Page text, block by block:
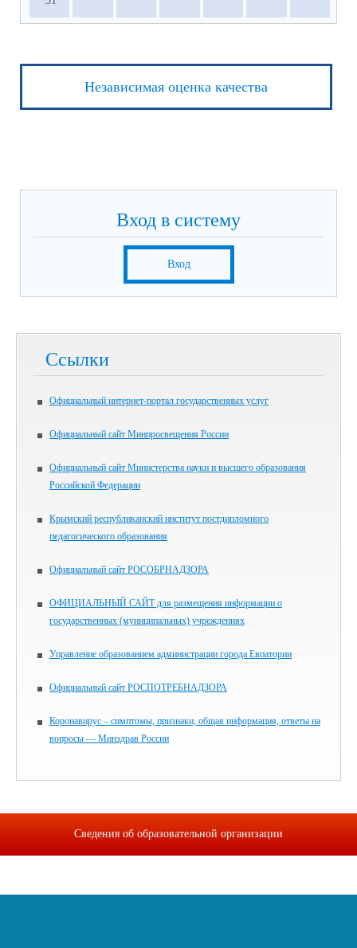
Независимая оценка качества
Вход в систему
Вход
Ссылки
Официальный интернет-портал государственных услуг
Официальный сайт Минпросвещения России
Официальный сайт Министерства науки и высшего образования
Российской Федерации
Крымский республиканский институт постдипломного
педагогического образования
Официальный сайт РОСОБРНАДЗОРА
ОФИЦИАЛЬНЫЙ САЙТ для размещения информации о
государственных (муниципальных) учреждениях
Управление образованием администрации города Евпатории
Официальный сайт РОСПОТРЕБНАДЗОРА
Коронавирус – симптомы, признаки, общая информация, ответы на
вопросы — Минздрав России
Сведения об образовательной организации